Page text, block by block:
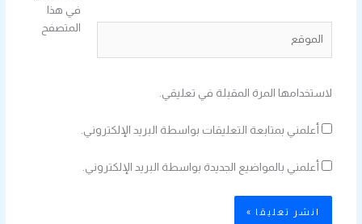
في هذا
المتصفح
لاستخدامها المرة المقبلة في تعليقي.
أعلمني بمتابعة التعليقات بواسطة البريد الإلكتروني.
أعلمني بالمواضيع الجديدة بواسطة البريد الإلكتروني.